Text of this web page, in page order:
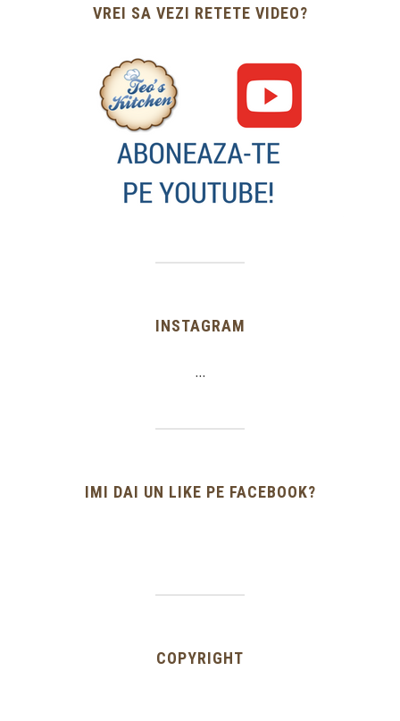
VREI SA VEZI RETETE VIDEO?
INSTAGRAM
…
IMI DAI UN LIKE PE FACEBOOK?
COPYRIGHT